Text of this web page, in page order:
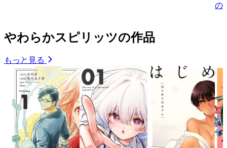
の
やわらかスピリッツの作品
もっと見る